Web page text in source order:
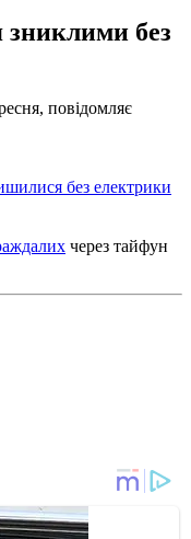
зниклими без
повідомляє
без електрики
через тайфун